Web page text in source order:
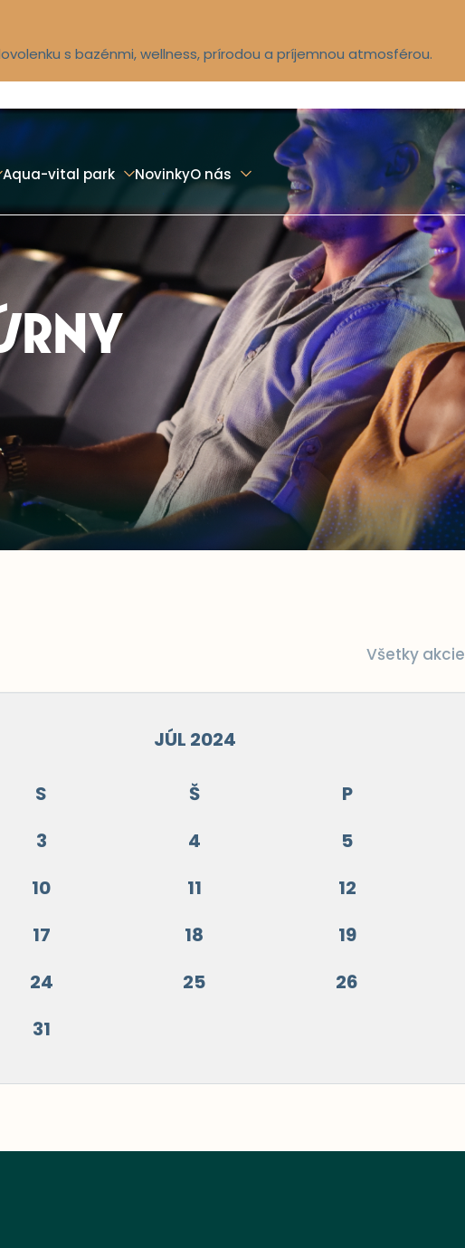
s bazénmi, wellness, prírodou a príjemnou atmosférou.
Aqua-vital park NovinkyO nás
Všetky akcie
JÚL 2024
S Š P
3 4 5
10 11 12
17 18 19
24 25 26
31